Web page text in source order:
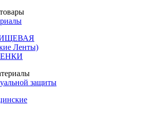
Ленты)
защиты